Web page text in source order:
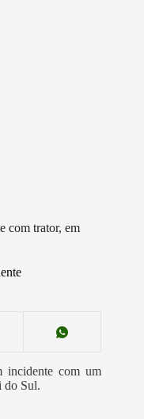
com trator, em
incidente com um
do Sul.